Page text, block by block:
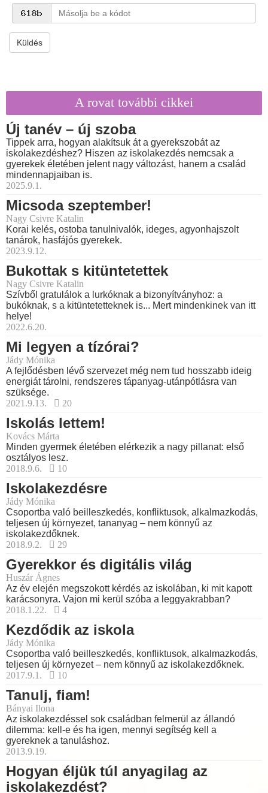
Küldés
A rovat további cikkei
Új tanév – új szoba
Tippek arra, hogyan alakítsuk át a gyerekszobát az
iskolakezdéshez? Hiszen az iskolakezdés nemcsak a
gyerekek életében jelent nagy változást, hanem a család
mindennapjaiban is.
2025.9.1.
Micsoda szeptember!
Nagy Csivre Katalin
Korai kelés, ostoba tanulnivalók, ideges, agyonhajszolt
tanárok, hasfájós gyerekek.
2023.9.12.
Bukottak s kitüntetettek
Nagy Csivre Katalin
Szívből gratulálok a lurkóknak a bizonyítványhoz: a
bukóknak, s a kitüntetetteknek is... Mert mindenkinek van itt
helye!
2022.6.20.
Mi legyen a tízórai?
Jády Mónika
A fejlődésben lévő szervezet még nem tud hosszabb ideig
energiát tárolni, rendszeres tápanyag-utánpótlásra van
szüksége.
2021.9.13.
20
Iskolás lettem!
Kovács Márta
Minden gyermek életében elérkezik a nagy pillanat: első
osztályos lesz.
2018.9.6.
10
Iskolakezdésre
Jády Mónika
Csoportba való beilleszkedés, konfliktusok, alkalmazkodás,
teljesen új környezet, tananyag – nem könnyű az
iskolakezdőknek.
2018.9.2.
29
Gyerekkor és digitális világ
Huszár Ágnes
Az év elején megszokott kérdés az iskolában, ki mit kapott
karácsonyra. Vajon mi kerül szóba a leggyakrabban?
2018.1.22.
4
Kezdődik az iskola
Jády Mónika
Csoportba való beilleszkedés, konfliktusok, alkalmazkodás,
teljesen új környezet – nem könnyű az iskolakezdőknek.
2017.9.1.
10
Tanulj, fiam!
Bányai Ilona
Az iskolakezdéssel sok családban felmerül az állandó
dilemma: kell-e és ha igen, mennyi segítség kell a
gyereknek a tanuláshoz.
2013.9.19.
Hogyan éljük túl anyagilag az
iskolakezdést?